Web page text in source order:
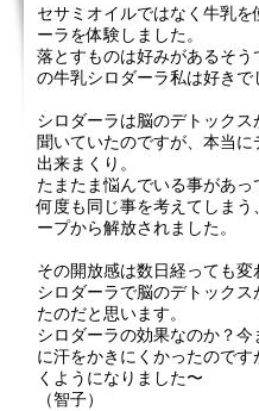
セサミオイルではなく牛乳を
ーラを体験しました。
落とすものは好みがあるそう
の牛乳シロダーラ私は好きで
シロダーラは脳のデトックス
聞いていたのですが、本当に
出来まくり。
たまたま悩んでいる事があっ
何度も同じ事を考えてしまう
ープから解放されました。
その開放感は数日経っても変
シロダーラで脳のデトックス
たのだと思います。
シロダーラの効果なのか？今
に汗をかきにくかったのです
くようになりました〜
（智子）